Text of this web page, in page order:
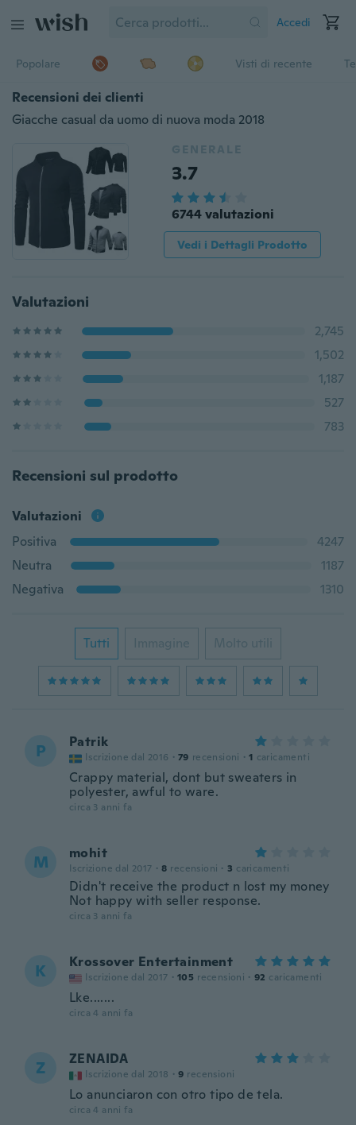
Accedi
Popolare Visti di recente
Recensioni dei clienti
Giacche casual da uomo di nuova moda 2018
GENERALE
3.7
6744 valutazioni
Vedi i Dettagli Prodotto
Valutazioni
2,745
1,502
1,187
527
783
Recensioni sul prodotto
Valutazioni
Positiva
4247
Neutra
1187
Negativa
1310
Tutti Immagine Molto utili
P Patrik
Iscrizione dal 2016 · 79 recensioni · 1 caricamenti
Crappy material, dont but sweaters in
polyester, awful to ware.
circa 3 anni fa
M mohit
Iscrizione dal 2017 · 8 recensioni · 3 caricamenti
Didn't receive the product n lost my money
Not happy with seller response.
circa 3 anni fa
K Krossover Entertainment
Iscrizione dal 2017 · 105 recensioni · 92 caricamenti
Lke.......
circa 4 anni fa
Z ZENAIDA
Iscrizione dal 2018 · 9 recensioni
Lo anunciaron con otro tipo de tela.
circa 4 anni fa